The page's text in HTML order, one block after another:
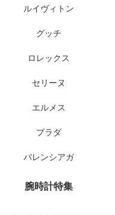
ルイヴィトン
グッチ
ロレックス
セリーヌ
エルメス
プラダ
バレンシアガ
腕時計特集